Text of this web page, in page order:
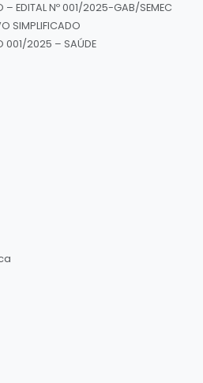
– EDITAL Nº 001/2025-GAB/SEMEC
SIMPLIFICADO
001/2025 – SAÚDE